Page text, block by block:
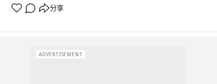
分享
ADVERTISEMENT